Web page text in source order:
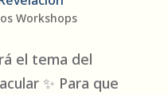
Workshops
el tema del
✨ Para que